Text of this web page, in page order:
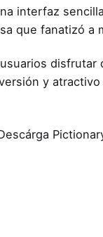
interfaz
que fanatizó a
disfrutar
y atractivo